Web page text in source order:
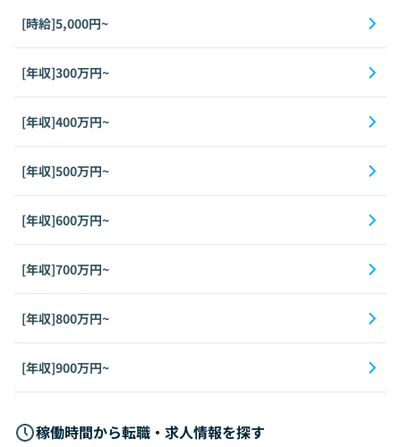
[時給]5,000円~
[年収]300万円~
[年収]400万円~
[年収]500万円~
[年収]600万円~
[年収]700万円~
[年収]800万円~
[年収]900万円~
稼働時間から転職・求人情報を探す